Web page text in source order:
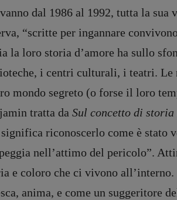
dal 1986 al 1992, tutta la sua
“scritte per ingannare
la loro storia d’amore ha sullo
i centri culturali, i teatri. Le
mondo segreto (o forse il loro
tratta da Sul concetto di storia
riconoscerlo come è stato
nell’attimo del pericolo”.
e coloro che ci vivono
anima, e come un suggeritore